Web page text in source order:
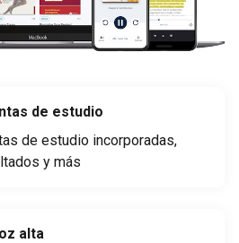
de estudio
de estudio incorporadas,
y más
alta